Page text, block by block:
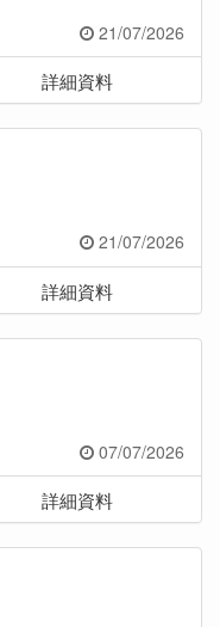
21/07/2026
詳細資料
21/07/2026
詳細資料
07/07/2026
詳細資料